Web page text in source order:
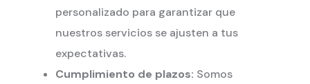
personalizado para garantizar que
nuestros servicios se ajusten a tus
expectativas.
Cumplimiento de plazos: Somos